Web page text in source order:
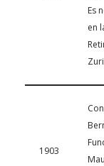
Es
en
1903